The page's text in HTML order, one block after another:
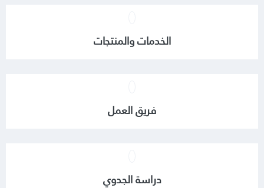
الخدمات والمنتجات
فريق العمل
دراسة الجدوي